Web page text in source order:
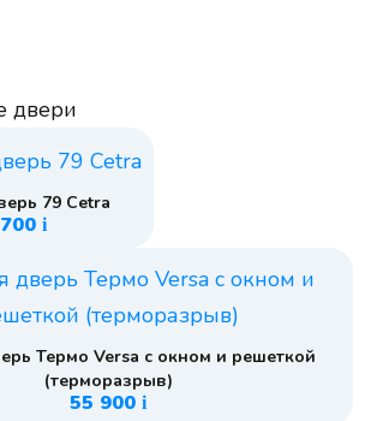
двери
79 Cetra
i
Термо Versa с окном и решеткой
(терморазрыв)
55 900 i